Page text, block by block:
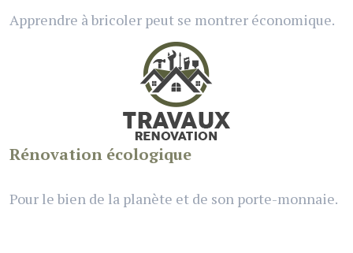
Apprendre à bricoler peut se montrer économique.
Rénovation écologique
Pour le bien de la planète et de son porte-monnaie.